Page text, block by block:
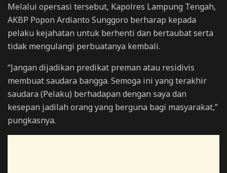
Melalui opersasi tersebut, Kapolres Lampung Tengah,
AKBP Popon Ardianto Sunggoro berharap kepada
pelaku kejahatan untuk berhenti dan bertaubat serta
tidak mengulangi perbuatanya kembali.
“Jangan dijadikan predikat preman atau residivis
membuat saudara bangga. Semoga ini yang terakhir
saudara (Pelaku) berhadapan dengan saya dan
kesepan jadilah orang yang berguna bagi masyarakat,”
pungkasnya.